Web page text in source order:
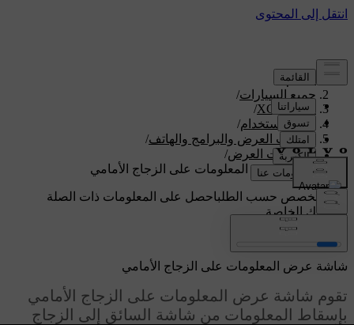
الدعم/
جميع السيارات/
XC60 2026
/
دليل الاستخدام/
شاشات العرض والبرامج والهاتف/
شاشات العرض/
شاشة عرض المعلومات على الزجاج الأمامي
دعم مخصص حسب الطلباحصل على المعلومات ذات الصلة
بسيارتك الخاصة.
تسجيل الدخول
شاشة عرض المعلومات على الزجاج الأمامي
تقوم شاشة عرض المعلومات على الزجاج الأمامي
بإسقاط المعلومات من شاشة السائق إلى الزجاج